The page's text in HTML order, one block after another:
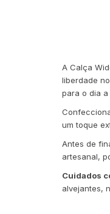
A Calça
liberdade
para o dia a
um toque
Antes de
artesanal,
Cuidados
alvejantes,